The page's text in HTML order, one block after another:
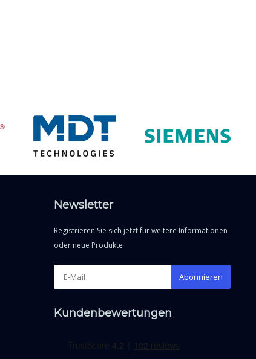
Newsletter
Registrieren Sie sich jetzt für weitere Informationen
oder neue Produkte
Abonnieren
Kundenbewertungen